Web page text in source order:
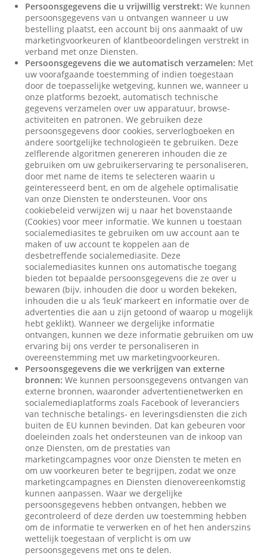
Persoonsgegevens die u vrijwillig verstrekt: We kunnen
persoonsgegevens van u ontvangen wanneer u uw
bestelling plaatst, een account bij ons aanmaakt of uw
marketingvoorkeuren of klantbeoordelingen verstrekt in
verband met onze Diensten.
Persoonsgegevens die we automatisch verzamelen: Met
uw voorafgaande toestemming of indien toegestaan
door de toepasselijke wetgeving, kunnen we, wanneer u
onze platforms bezoekt, automatisch technische
gegevens verzamelen over uw apparatuur, browse-
activiteiten en patronen. We gebruiken deze
persoonsgegevens door cookies, serverlogboeken en
andere soortgelijke technologieën te gebruiken. Deze
zelflerende algoritmen genereren inhouden die ze
gebruiken om uw gebruikerservaring te personaliseren,
door met name de items te selecteren waarin u
geïnteresseerd bent, en om de algehele optimalisatie
van onze Diensten te ondersteunen. Voor ons
cookiebeleid verwijzen wij u naar het bovenstaande
(Cookies) voor meer informatie. We kunnen u toestaan
socialemediasites te gebruiken om uw account aan te
maken of uw account te koppelen aan de
desbetreffende socialemediasite. Deze
socialemediasites kunnen ons automatische toegang
bieden tot bepaalde persoonsgegevens die ze over u
bewaren (bijv. inhouden die door u worden bekeken,
inhouden die u als ‘leuk’ markeert en informatie over de
advertenties die aan u zijn getoond of waarop u mogelijk
hebt geklikt). Wanneer we dergelijke informatie
ontvangen, kunnen we deze informatie gebruiken om uw
ervaring bij ons verder te personaliseren in
overeenstemming met uw marketingvoorkeuren.
Persoonsgegevens die we verkrijgen van externe
bronnen: We kunnen persoonsgegevens ontvangen van
externe bronnen, waaronder advertentienetwerken en
socialemediaplatforms zoals Facebook of leveranciers
van technische betalings- en leveringsdiensten die zich
buiten de EU kunnen bevinden. Dat kan gebeuren voor
doeleinden zoals het ondersteunen van de inkoop van
onze Diensten, om de prestaties van
marketingcampagnes voor onze Diensten te meten en
om uw voorkeuren beter te begrijpen, zodat we onze
marketingcampagnes en Diensten dienovereenkomstig
kunnen aanpassen. Waar we dergelijke
persoonsgegevens hebben ontvangen, hebben we
gecontroleerd of deze derden uw toestemming hebben
om de informatie te verwerken en of het hen anderszins
wettelijk toegestaan of verplicht is om uw
persoonsgegevens met ons te delen.